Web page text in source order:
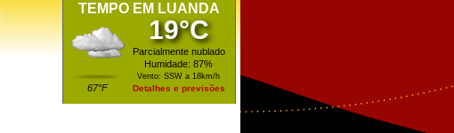
TEMPO EM LUANDA
67°F
19°C
Parcialmente nublado
Humidade: 87%
Vento: SSW a 18km/h
Detalhes e previsões